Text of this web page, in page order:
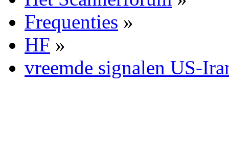
Frequenties »
HF »
vreemde signalen US-